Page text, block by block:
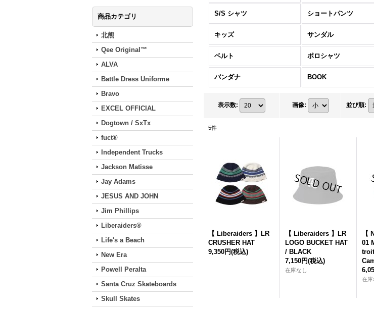
商品カテゴリ
北熊
Qee Original™
ALVA
Battle Dress Uniforme
Bravo
EXCEL OFFICIAL
Dogtown / SxTx
fuct®
Independent Trucks
Jackson Matisse
Jay Adams
JESUS AND JOHN
Jim Phillips
Liberaiders®
Life's a Beach
New Era
Powell Peralta
Santa Cruz Skateboards
Skull Skates
S/S シャツ ショートパンツ
キッズ サンダル
ベルト ポロシャツ
バンダナ BOOK
表示数: 画像: 並び順:
5件
【 Liberaiders 】LR
CRUSHER HAT
9,350円(税込)
【 Liberaiders 】LR
LOGO BUCKET HAT
/ BLACK
7,150円(税込)
在庫なし
【
01
在庫